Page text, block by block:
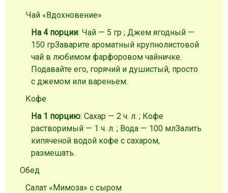
Чай «Вдохновение»
На 4 порции: Чай — 5 гр ; Джем ягодный —
150 грЗаварите ароматный крупнолистовой
чай в любимом фарфоровом чайничке.
Подавайте его, горячий и душистый, просто
с джемом или вареньем.
Кофе
На 1 порцию: Сахар — 2 ч. л. ; Кофе
растворимый — 1 ч. л. ; Вода — 100 млЗалить
кипяченой водой кофе с сахаром,
размешать.
Обед
Салат «Мимоза» с сыром